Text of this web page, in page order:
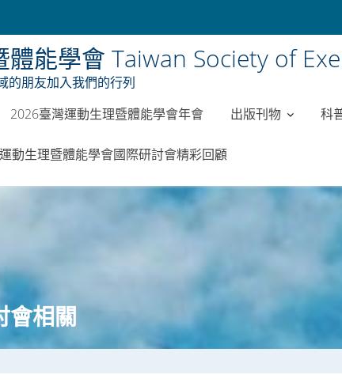
能學會 Taiwan Society of
的朋友加入我們的行列
2026臺灣運動生理暨體能學會年會 出版刊物 科
動生理暨體能學會國際研討會精彩回顧
會相關